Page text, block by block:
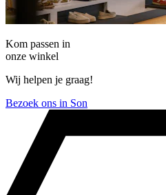
Kom passen in
onze winkel
Wij helpen je graag!
Bezoek ons in Son